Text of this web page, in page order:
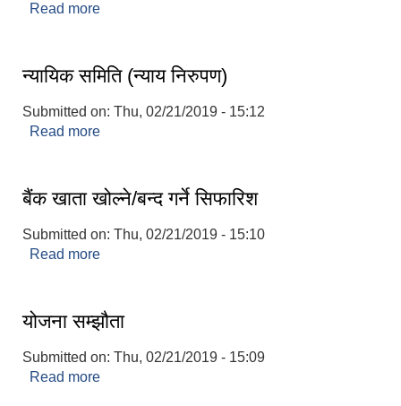
Read more
न्यायिक समिति (न्याय निरुपण)
Submitted on: Thu, 02/21/2019 - 15:12
Read more
बैंक खाता खोल्ने/बन्द गर्ने सिफारिश
Submitted on: Thu, 02/21/2019 - 15:10
Read more
योजना सम्झौता
Submitted on: Thu, 02/21/2019 - 15:09
Read more